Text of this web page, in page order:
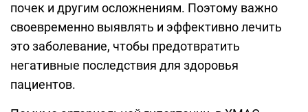
почек и другим осложнениям. Поэтому важно
своевременно выявлять и эффективно лечить
это заболевание, чтобы предотвратить
негативные последствия для здоровья
пациентов.